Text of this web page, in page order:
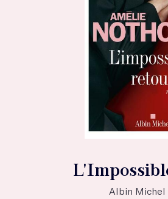
Albin Michel